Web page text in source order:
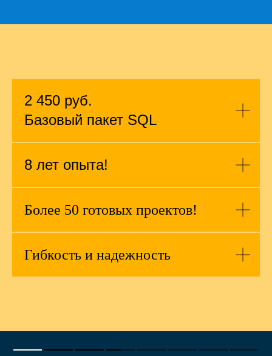
2 450 руб.
Базовый пакет SQL
8 лет опыта!
Более 50 готовых проектов!
Гибкость и надежность